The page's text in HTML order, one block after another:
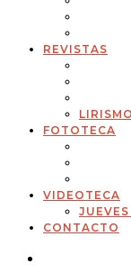
REVISTAS
FOTOTECA
VIDEOTECA
CONTACTO